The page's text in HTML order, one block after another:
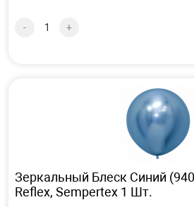
- +
Зеркальный Блеск Синий
Reflex, Sempertex 1 Шт.